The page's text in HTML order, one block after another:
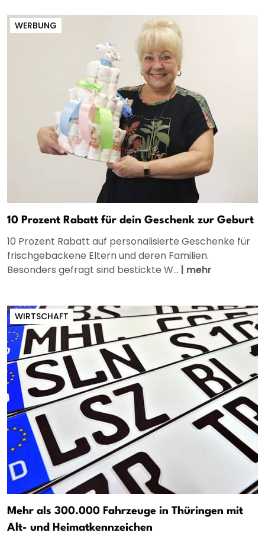
WERBUNG
10 Prozent Rabatt für dein Geschenk zur Geburt
10 Prozent Rabatt auf personalisierte Geschenke für
frischgebackene Eltern und deren Familien.
Besonders gefragt sind bestickte W... | mehr
WIRTSCHAFT
Mehr als 300.000 Fahrzeuge in Thüringen mit
Alt- und Heimatkennzeichen